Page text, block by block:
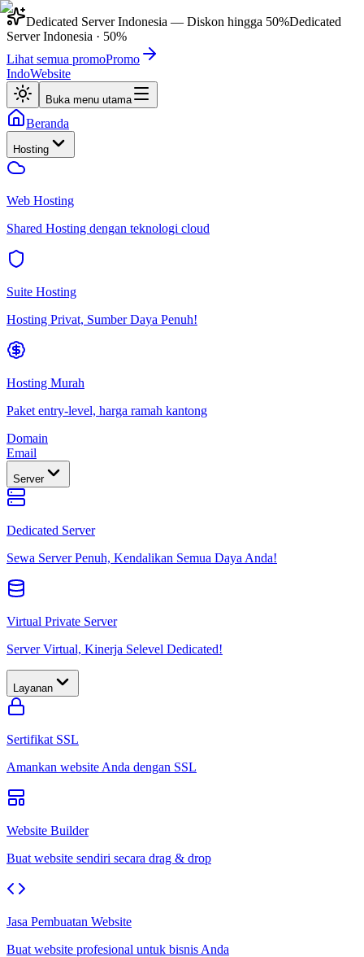
Dedicated Server Indonesia — Diskon hingga 50%Dedicated
Server Indonesia · 50%
Lihat semua promoPromo
IndoWebsite
Buka menu utama
Beranda
Hosting
Web Hosting
Shared Hosting dengan teknologi cloud
Suite Hosting
Hosting Privat, Sumber Daya Penuh!
Hosting Murah
Paket entry-level, harga ramah kantong
Domain
Email
Server
Dedicated Server
Sewa Server Penuh, Kendalikan Semua Daya Anda!
Virtual Private Server
Server Virtual, Kinerja Selevel Dedicated!
Layanan
Sertifikat SSL
Amankan website Anda dengan SSL
Website Builder
Buat website sendiri secara drag & drop
Jasa Pembuatan Website
Buat website profesional untuk bisnis Anda